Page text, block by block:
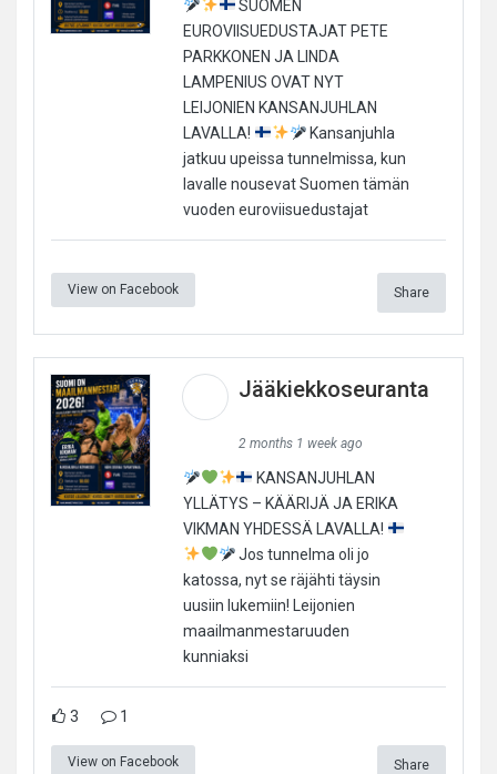
SUOMEN
EUROVIISUEDUSTAJAT PETE
PARKKONEN JA LINDA
LAMPENIUS OVAT NYT
LEIJONIEN KANSANJUHLAN
LAVALLA!
Kansanjuhla
jatkuu upeissa tunnelmissa, kun
lavalle nousevat Suomen tämän
vuoden euroviisuedustajat
View on Facebook Share
Jääkiekkoseuranta
2 months 1 week ago
KANSANJUHLAN
YLLÄTYS – KÄÄRIJÄ JA ERIKA
VIKMAN YHDESSÄ LAVALLA!
Jos tunnelma oli jo
katossa, nyt se räjähti täysin
uusiin lukemiin! Leijonien
maailmanmestaruuden
kunniaksi
3 1
View on Facebook Share